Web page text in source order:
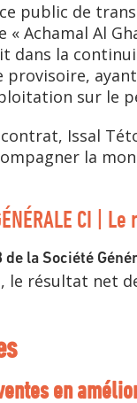
public de
Achamal Al
dans la
provisoire,
sur le
contrat, Issal
la
GÉNÉRALE
de la Société
le résultat net
ventes en